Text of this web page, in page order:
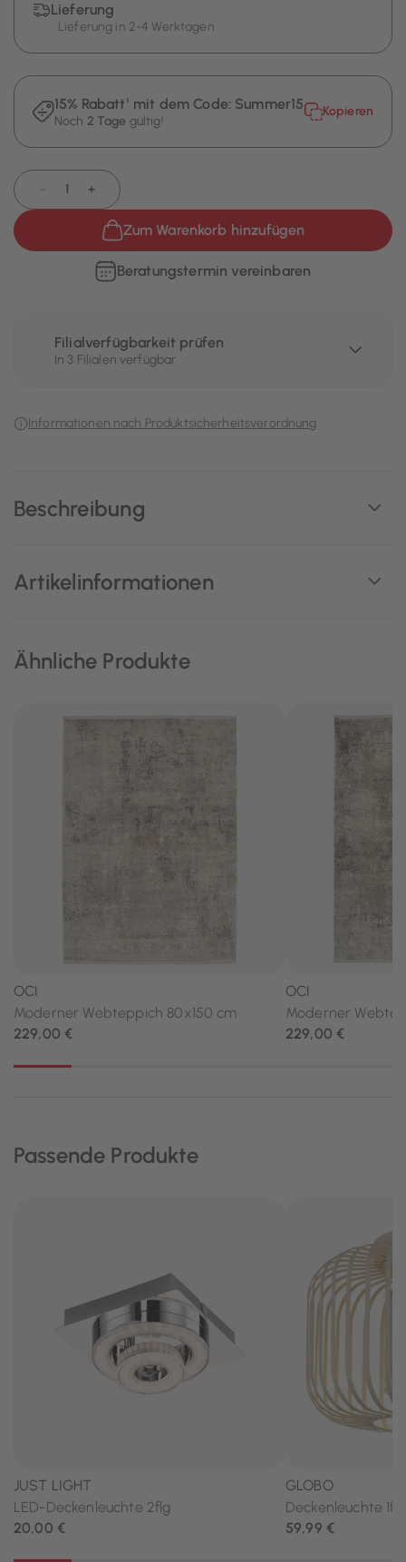
Beschreibung
Artikelinformationen
Lieferung
Lieferung in 2-4 Werktagen
15% Rabatt¹ mit dem Code: Summer15
Noch 2 Tage gültig!
Kopieren
+
Zum Warenkorb hinzufügen
Beratungstermin vereinbaren
Filialverfügbarkeit prüfen
In 3 Filialen verfügbar
Informationen nach Produktsicherheitsverordnung